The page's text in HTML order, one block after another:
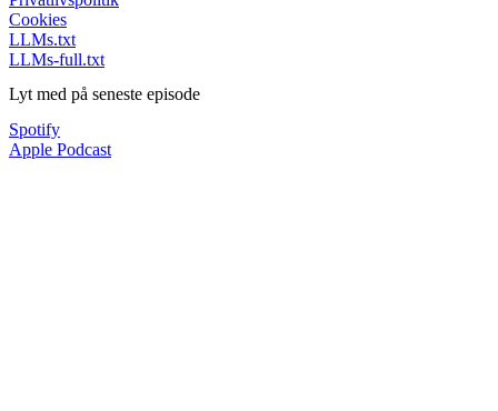
Cookies
LLMs.txt
LLMs-full.txt
Lyt med på seneste episode
Spotify
Apple Podcast